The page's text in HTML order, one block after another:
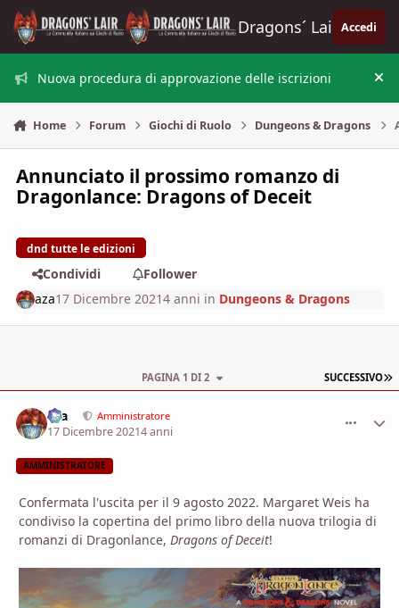
Vai al contenuto
Dragons´ Lair Accedi
Nuova procedura di approvazione delle iscrizioni
Home Forum Giochi di Ruolo Dungeons & Dragons
Annunciato il prossimo romanzo di
Dragonlance: Dragons of Deceit
dnd tutte le edizioni
Condividi
Follower
aza17 Dicembre 20214 anni in Dungeons & Dragons
SUCCESSIVO
PAGINA 1 DI 2
aza Amministratore
17 Dicembre 20214 anni
AMMINISTRATORE
Confermata l'uscita per il 9 agosto 2022. Margaret Weis ha
condiviso la copertina del primo libro della nuova trilogia di
romanzi di Dragonlance, Dragons of Deceit!